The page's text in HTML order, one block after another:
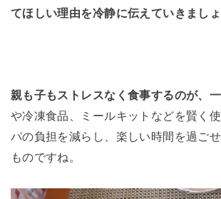
てほしい理由を冷静に伝えていきましょ
親も子もストレスなく食事するのが、一
や冷凍食品、ミールキットなどを賢く
パの負担を減らし、楽しい時間を過ご
ものですね。